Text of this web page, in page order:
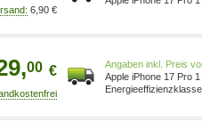
6,90 €
00 €
Preis
Apple iPhone 17 Pro
zu 120 Hz, A19 Pro